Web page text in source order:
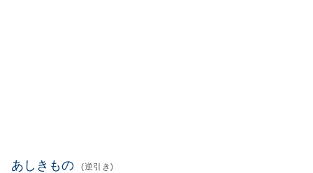
あしきもの (逆引き)